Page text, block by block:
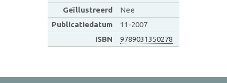
Geïllustreerd
Nee
Publicatiedatum
11-2007
ISBN
9789031350278